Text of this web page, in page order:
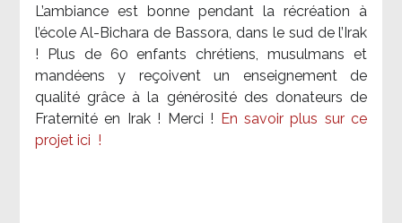
L’ambiance est bonne pendant la récréation à
l’école Al-Bichara de Bassora, dans le sud de l’Irak
! Plus de 60 enfants chrétiens, musulmans et
mandéens y reçoivent un enseignement de
qualité grâce à la générosité des donateurs de
Fraternité en Irak ! Merci !
En savoir plus sur ce
projet ici !